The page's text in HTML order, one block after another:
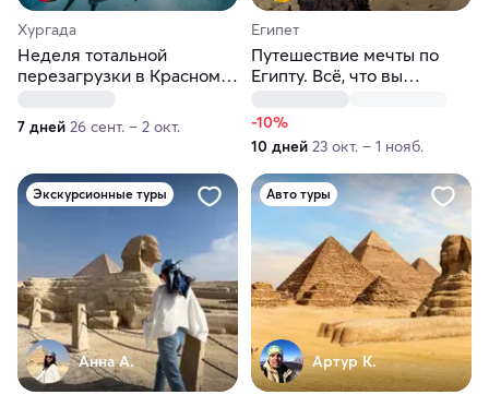
Хургада
Неделя тотальной
перезагрузки в Красном
7 дней 26 сент. – 2 окт.
Египет
Путешествие мечты по
Египту. Всё, что вы
-10%
10 дней 23 окт. – 1 нояб.
Экскурсионные туры
Анна А.
Авто туры
Артур К.